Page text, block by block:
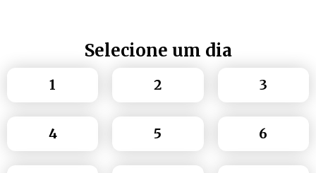
Selecione um dia
1 2 3
4 5 6